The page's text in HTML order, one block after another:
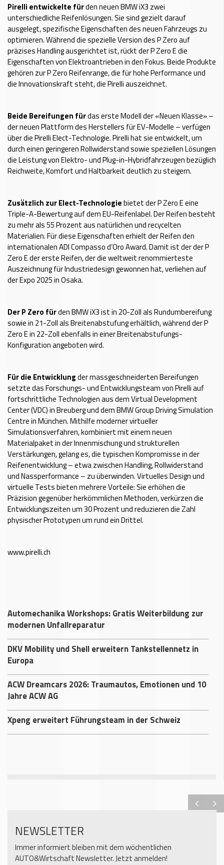
Pirelli entwickelte fürden neuen BMW iX3 zwei
unterschiedliche Reifenlösungen. Sie sind gezielt darauf
ausgelegt, spezifische Eigenschaften des neuen Fahrzeugs zu
optimieren. Während die spezielle Version des P Zero auf
präzises Handling ausgerichtet ist, rückt der P Zero E die
Eigenschaften von Elektroantrieben in den Fokus. Beide Produkte
gehören zur P Zero Reifenrange, die für hohe Performance und
die Innovationskraft steht, die Pirelli auszeichnet.
Beide Bereifungen fürdas erste Modell der «Neuen Klasse» –
der neuen Plattform des Herstellers für EV-Modelle – verfügen
über die Pirelli Elect-Technologie. Pirelli hat sie entwickelt, um
durch einen geringeren Rollwiderstand sowie speziellen Lösungen
die Leistung von Elektro- und Plug-in-Hybridfahrzeugen bezüglich
Reichweite, Komfort und Haltbarkeit deutlich zu steigern.
Zusätzlich zur Elect-Technologiebietet der P Zero E eine
Triple-A-Bewertung auf dem EU-Reifenlabel. Der Reifen besteht
zu mehr als 55 Prozent aus natürlichen und recycelten
Materialien. Für diese Eigenschaften erhielt der Reifen den
internationalen ADI Compasso d’Oro Award. Damit ist der der P
Zero E der erste Reifen, der die weltweit renommierteste
Auszeichnung für Industriedesign gewonnen hat, verliehen auf
der Expo 2025 in Osaka.
Der P Zero fürden BMW iX3 ist in 20-Zoll als Rundumbereifung
sowie in 21-Zoll als Breitenabstufung erhältlich, während der P
Zero E in 22-Zoll ebenfalls in einer Breitenabstufungs-
Konfiguration angeboten wird.
Für die Entwicklungder massgeschneiderten Bereifungen
setzte das Forschungs- und Entwicklungsteam von Pirelli auf
fortschrittliche Technologien aus dem Virtual Development
Center (VDC) in Breuberg und dem BMW Group Driving Simulation
Centre in München. Mithilfe moderner virtueller
Simulationsverfahren, kombiniert mit einem neuen
Materialpaket in der Innenmischung und strukturellen
Verstärkungen, gelang es, die typischen Kompromisse in der
Reifenentwicklung – etwa zwischen Handling, Rollwiderstand
und Nassperformance – zu überwinden. Virtuelles Design und
virtuelle Tests bieten mehrere Vorteile: Sie erhöhen die
Präzision gegenüber herkömmlichen Methoden, verkürzen die
Entwicklungszeiten um 30 Prozent und reduzieren die Zahl
physischer Prototypen um rund ein Drittel.
www.pirelli.ch
Automechanika Workshops: Gratis Weiterbildung zur
modernen Unfallreparatur
DKV Mobility und Shell erweitern Tankstellennetz in
Europa
ACW Dreamcars 2026: Traumautos, Emotionen und 10
Jahre ACW AG
Xpeng erweitert Führungsteam in der Schweiz
NEWSLETTER
Immer informiert bleiben mit dem wöchentlichen
AUTO&Wirtschaft Newsletter. Jetzt anmelden!